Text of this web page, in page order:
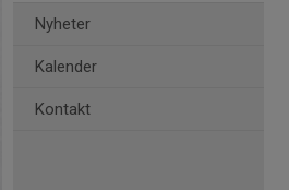
Nyheter
Kalender
Kontakt